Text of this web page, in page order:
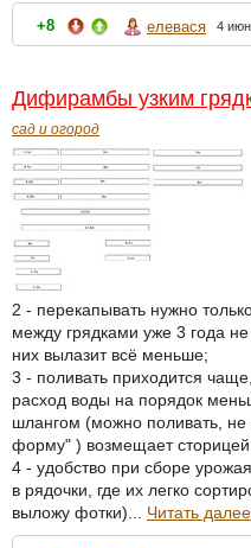
+8 елевася 4
Дифирамбы узким
сад и огород
2 - перекапывать нужно
между грядками уже 3 года
них вылазит всё меньше;
3 - поливать приходится
расход воды на порядок
шлангом (можно поливать, не
форму" ) возмещает сторицей
4 - удобство при сборе
в рядочки, где их легко
выложу фотки)... Читать далее